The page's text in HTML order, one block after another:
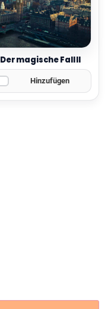
Der magische Fall ll
Hinzufügen